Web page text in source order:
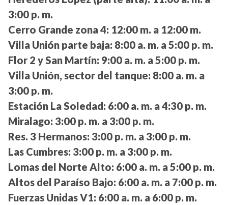
3:00 p. m.
Cerro Grande zona 4: 12:00 m. a 12:00 m.
Villa Unión parte baja: 8:00 a. m. a 5:00 p. m.
Flor 2 y San Martín: 9:00 a. m. a 5:00 p. m.
Villa Unión, sector del tanque: 8:00 a. m. a
3:00 p. m.
Estación La Soledad: 6:00 a. m. a 4:30 p. m.
Miralago: 3:00 p. m. a 3:00 p. m.
Res. 3 Hermanos: 3:00 p. m. a 3:00 p. m.
Las Cumbres: 3:00 p. m. a 3:00 p. m.
Lomas del Norte Alto: 6:00 a. m. a 5:00 p. m.
Altos del Paraíso Bajo: 6:00 a. m. a 7:00 p. m.
Fuerzas Unidas V1: 6:00 a. m. a 6:00 p. m.